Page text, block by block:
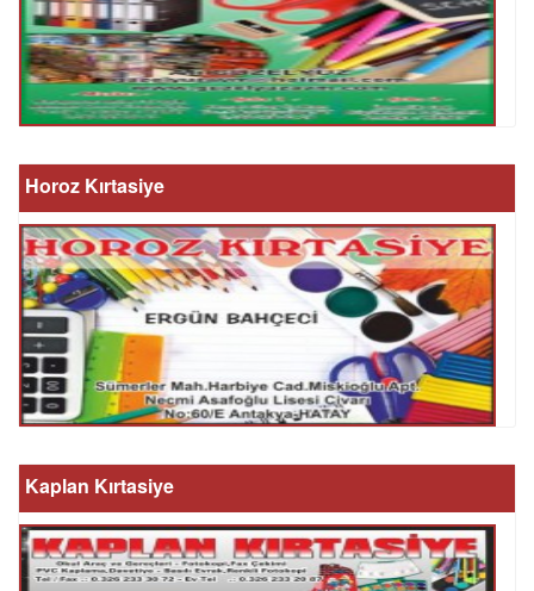
Horoz Kırtasiye
Kaplan Kırtasiye